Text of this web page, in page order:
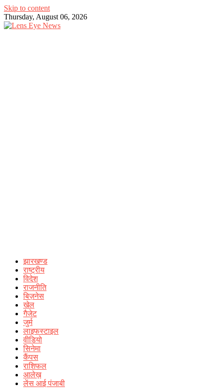
Skip to content
Thursday, August 06, 2026
झारखण्ड
राष्ट्रीय
विदेश
राजनीति
बिज़नेस
खेल
गैजेट
जुर्म
लाइफस्टाइल
वीडियो
सिनेमा
कैंपस
राशिफल
आलेख़
लेंस आई पंजाबी